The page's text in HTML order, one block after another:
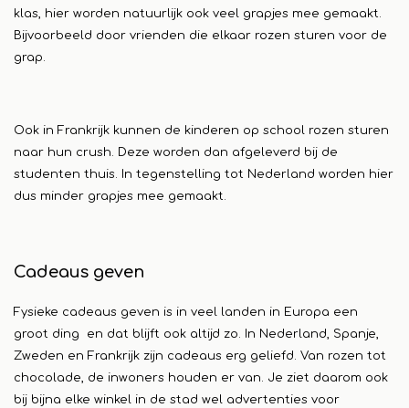
klas, hier worden natuurlijk ook veel grapjes mee gemaakt.
Bijvoorbeeld door vrienden die elkaar rozen sturen voor de
grap.
Ook in Frankrijk kunnen de kinderen op school rozen sturen
naar hun crush. Deze worden dan afgeleverd bij de
studenten thuis. In tegenstelling tot Nederland worden hier
dus minder grapjes mee gemaakt.
Cadeaus geven
Fysieke cadeaus geven is in veel landen in Europa een
groot ding en dat blijft ook altijd zo. In Nederland, Spanje,
Zweden en Frankrijk zijn cadeaus erg geliefd. Van rozen tot
chocolade, de inwoners houden er van. Je ziet daarom ook
bij bijna elke winkel in de stad wel advertenties voor